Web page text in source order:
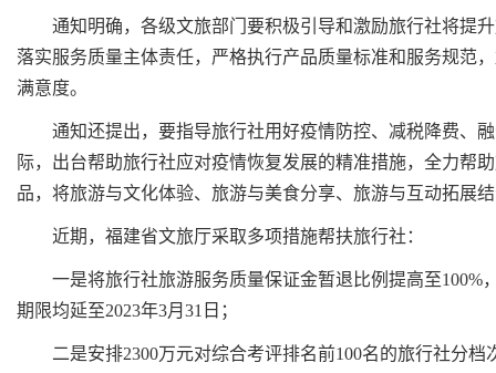
通知明确，各级文旅部门要积极引导和激励旅行社将提升
落实服务质量主体责任，严格执行产品质量标准和服务规范
满意度。
通知还提出，要指导旅行社用好疫情防控、减税降费、融
际，出台帮助旅行社应对疫情恢复发展的精准措施，全力帮
品，将旅游与文化体验、旅游与美食分享、旅游与互动拓展
近期，福建省文旅厅采取多项措施帮扶旅行社：
一是将旅行社旅游服务质量保证金暂退比例提高至100%
期限均延至2023年3月31日；
二是安排2300万元对综合考评排名前100名的旅行社分档